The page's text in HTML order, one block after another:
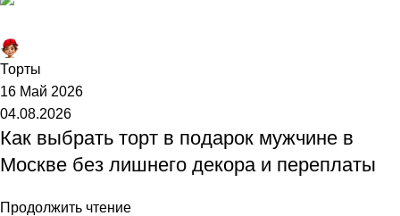
Торты
16 Май 2026
04.08.2026
Как выбрать торт в подарок мужчине в
Москве без лишнего декора и переплаты
Продолжить чтение